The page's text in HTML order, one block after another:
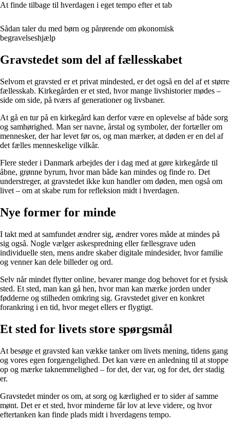
At finde tilbage til hverdagen i eget tempo efter et tab
Sådan taler du med børn og pårørende om økonomisk
begravelseshjælp
Gravstedet som del af fællesskabet
Selvom et gravsted er et privat mindested, er det også en del af et større
fællesskab. Kirkegården er et sted, hvor mange livshistorier mødes –
side om side, på tværs af generationer og livsbaner.
At gå en tur på en kirkegård kan derfor være en oplevelse af både sorg
og samhørighed. Man ser navne, årstal og symboler, der fortæller om
mennesker, der har levet før os, og man mærker, at døden er en del af
det fælles menneskelige vilkår.
Flere steder i Danmark arbejdes der i dag med at gøre kirkegårde til
åbne, grønne byrum, hvor man både kan mindes og finde ro. Det
understreger, at gravstedet ikke kun handler om døden, men også om
livet – om at skabe rum for refleksion midt i hverdagen.
Nye former for minde
I takt med at samfundet ændrer sig, ændrer vores måde at mindes på
sig også. Nogle vælger askespredning eller fællesgrave uden
individuelle sten, mens andre skaber digitale mindesider, hvor familie
og venner kan dele billeder og ord.
Selv når mindet flytter online, bevarer mange dog behovet for et fysisk
sted. Et sted, man kan gå hen, hvor man kan mærke jorden under
fødderne og stilheden omkring sig. Gravstedet giver en konkret
forankring i en tid, hvor meget ellers er flygtigt.
Et sted for livets store spørgsmål
At besøge et gravsted kan vække tanker om livets mening, tidens gang
og vores egen forgængelighed. Det kan være en anledning til at stoppe
op og mærke taknemmelighed – for det, der var, og for det, der stadig
er.
Gravstedet minder os om, at sorg og kærlighed er to sider af samme
mønt. Det er et sted, hvor minderne får lov at leve videre, og hvor
eftertanken kan finde plads midt i hverdagens tempo.